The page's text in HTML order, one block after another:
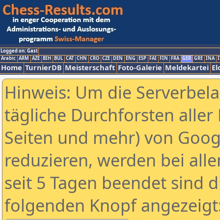
Logged on: Gast
Arabic ARM AZE BIH BUL CAT CHN CRO CZE DEN ENG ESP FAI FIN FRA GER GRE INA
Home TurnierDB Meisterschaft Foto-Galerie Meldekartei
Hinweis: Um die
tägliche Durchforsten aller
Seiten und mehr) von
reduzieren, werden bei
seit 5 Tagen beendet sind
folgenden Knopf